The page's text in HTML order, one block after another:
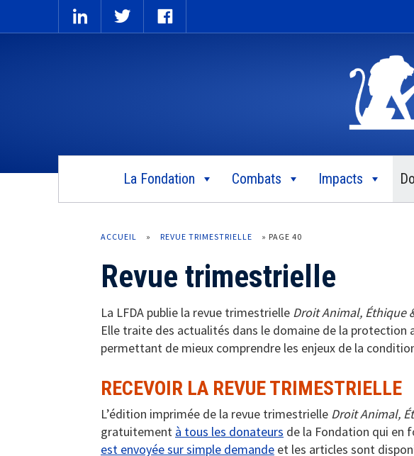
La Fondation Combats Impacts
ACCUEIL » REVUE TRIMESTRIELLE » PAGE 40
Revue trimestrielle
La LFDA publie la revue trimestrielle Droit Animal, Éthique
Elle traite des actualités dans le domaine de la
permettant de mieux comprendre les enjeux de la
RECEVOIR LA REVUE TRIMESTRIELLE
L’édition imprimée de la revue trimestrielle Droit Animal,
gratuitement à tous les donateurs de la Fondation qui en
est envoyée sur simple demande et les articles sont